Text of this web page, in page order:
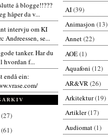
å blogge!!???
håper da v...
intervju om KI
Andreessen, se...
tanker. Har du
hvordan f...
endå ein:
(27)
(61)
AI(39)
Animasjon (13)
Annet(22)
AOE(1)
Aquafoni (12)
AR&VR (26)
Arkitektur(19)
Artikler(17)
Audiomat(1)